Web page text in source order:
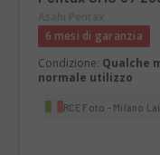
6 mesi di garanzia
Condizione: Qualche
normale utilizzo
RCE Foto - Milano